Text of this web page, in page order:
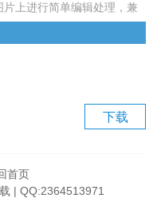
上进行简单编辑处理，兼
格式，还具备缩小、旋转、
能，欢迎下载使用。
的视觉盛宴
片格式 可轻量流畅的进行图
下载
首页
| QQ:2364513971